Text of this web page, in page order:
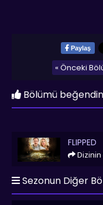
Paylaş
« Önceki
Bölümü
Flipped FLIPPED
Dizinin
Sezonun Diğer